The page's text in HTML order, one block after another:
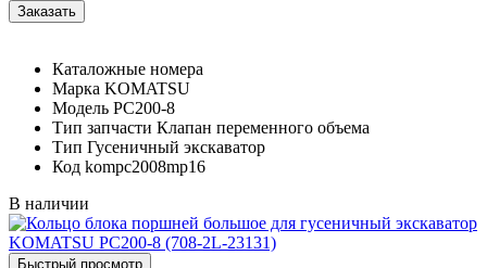
Каталожные номера
Марка KOMATSU
Модель PC200-8
Тип запчасти Клапан переменного объема
Тип Гусеничный экскаватор
Код kompc2008mp16
В наличии